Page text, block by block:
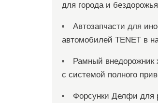
для города и бездорожья
Автозапчасти для
автомобилей TENET в
Рамный внедорожник
с системой полного
Форсунки Делфи для